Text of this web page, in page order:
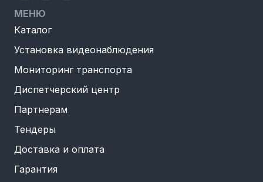
МЕНЮ
Каталог
Установка видеонаблюдения
Мониторинг транспорта
Диспетчерский центр
Партнерам
Тендеры
Доставка и оплата
Гарантия